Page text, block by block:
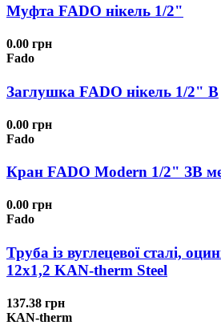
Муфта FADO нікель 1/2"
0.00 грн
Fado
Заглушка FADO нікель 1/2" В
0.00 грн
Fado
Кран FADO Modern 1/2" ЗВ
0.00 грн
Fado
Труба із вуглецевої сталі,
12x1,2 KAN-therm Steel
137.38 грн
KAN-therm